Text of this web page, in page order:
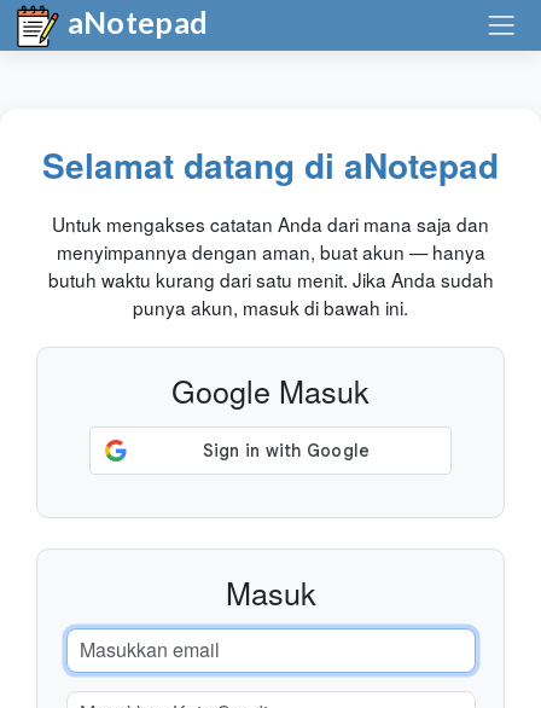
aNotepad
Selamat datang di aNotepad
Untuk mengakses catatan Anda dari mana saja dan
menyimpannya dengan aman, buat akun — hanya
butuh waktu kurang dari satu menit. Jika Anda sudah
punya akun, masuk di bawah ini.
Google Masuk
Masuk